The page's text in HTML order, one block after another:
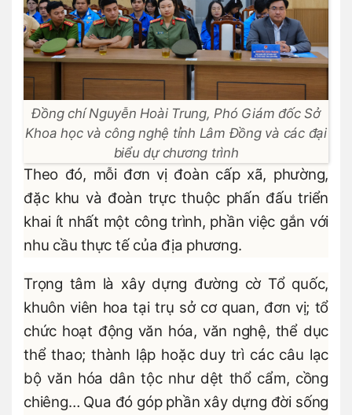
Đồng chí Nguyễn Hoài Trung, Phó Giám đốc Sở
Khoa học và công nghệ tỉnh Lâm Đồng và các đại
biểu dự chương trình
Theo đó, mỗi đơn vị đoàn cấp xã, phường,
đặc khu và đoàn trực thuộc phấn đấu triển
khai ít nhất một công trình, phần việc gắn với
nhu cầu thực tế của địa phương.
Trọng tâm là xây dựng đường cờ Tổ quốc,
khuôn viên hoa tại trụ sở cơ quan, đơn vị; tổ
chức hoạt động văn hóa, văn nghệ, thể dục
thể thao; thành lập hoặc duy trì các câu lạc
bộ văn hóa dân tộc như dệt thổ cẩm, cồng
chiêng… Qua đó góp phần xây dựng đời sống